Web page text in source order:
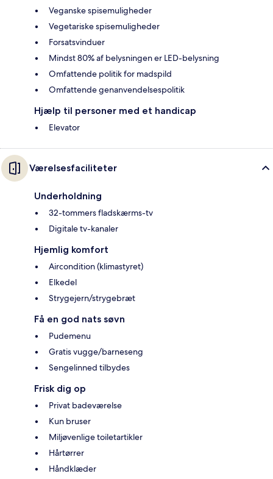
Veganske spisemuligheder
Vegetariske spisemuligheder
Forsatsvinduer
Mindst 80% af belysningen er LED-belysning
Omfattende politik for madspild
Omfattende genanvendelsespolitik
Hjælp til personer med et handicap
Elevator
Værelsesfaciliteter
Underholdning
32-tommers fladskærms-tv
Digitale tv-kanaler
Hjemlig komfort
Aircondition (klimastyret)
Elkedel
Strygejern/strygebræt
Få en god nats søvn
Pudemenu
Gratis vugge/barneseng
Sengelinned tilbydes
Frisk dig op
Privat badeværelse
Kun bruser
Miljøvenlige toiletartikler
Hårtørrer
Håndklæder